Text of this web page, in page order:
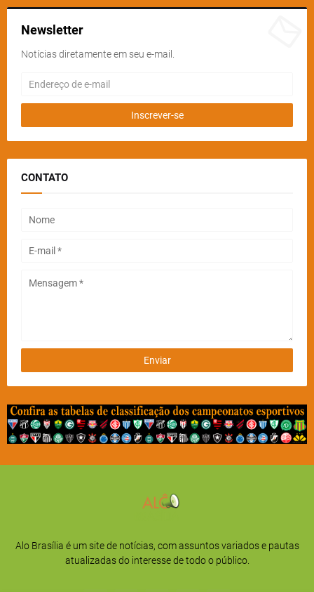
Newsletter
Notícias diretamente em seu e-mail.
CONTATO
Alo Brasília é um site de notícias, com assuntos variados e pautas
atualizadas do interesse de todo o público.